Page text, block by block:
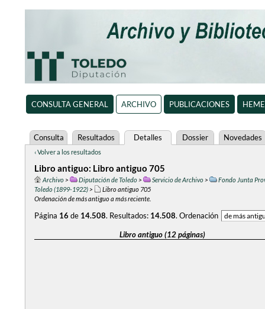
CONSULTA GENERAL ARCHIVO PUBLICACIONES
Consulta Resultados Detalles Dossier Novedades
‹ Volver a los resultados
Libro antiguo: Libro antiguo 705
Archivo> Diputación de Toledo> Servicio de Archivo>
Fondo Junta
Toledo (1899-1922)>
Libro antiguo 705
Ordenación de más antiguo a más reciente.
Página 16 de 14.508. Resultados: 14.508. Ordenación
Libro antiguo (12 páginas)